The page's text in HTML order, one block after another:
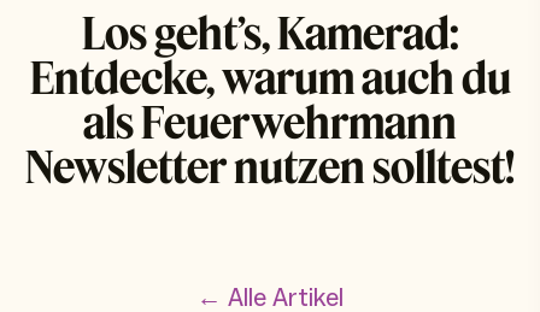
Los geht’s, Kamerad:
Entdecke, warum auch du
als Feuerwehrmann
Newsletter nutzen solltest!
← Alle Artikel